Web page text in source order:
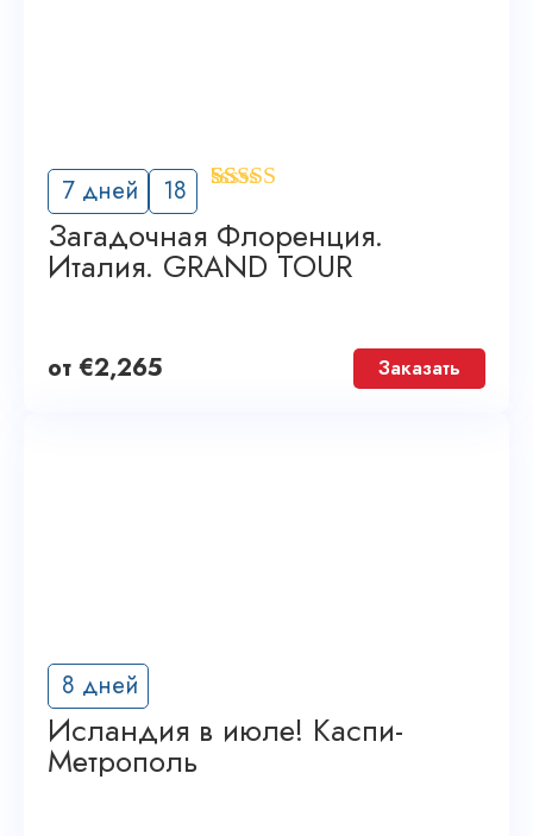
7 дней 18 '
Загадочная Флоренция.
Италия. GRAND TOUR
от €2,265 Заказать
8 дней
Исландия в июле! Каспи-
Метрополь